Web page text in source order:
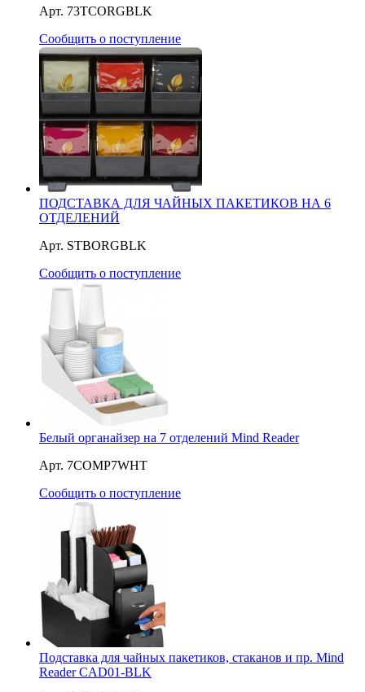
Арт. 73TCORGBLK
Сообщить о поступление
ПОДСТАВКА ДЛЯ ЧАЙНЫХ ПАКЕТИКОВ НА 6
ОТДЕЛЕНИЙ
Арт. STBORGBLK
Сообщить о поступление
Белый органайзер на 7 отделений Mind Reader
Арт. 7COMP7WHT
Сообщить о поступление
Подставка для чайных пакетиков, стаканов и пр. Mind
Reader CAD01-BLK